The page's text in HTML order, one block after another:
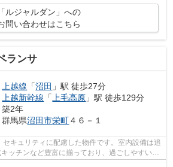
「ルジャルダン」への
問い合わせはこちら
ランサ
上越線 「沼田 」駅 徒歩27分
上越新幹線 「上毛高原 」駅 徒歩129分
築2年
群馬県沼田市栄町４６－１
キュリティに配慮した物件です。室内設備は追
ッチンなど豊富に揃っており、過ごしやすいお